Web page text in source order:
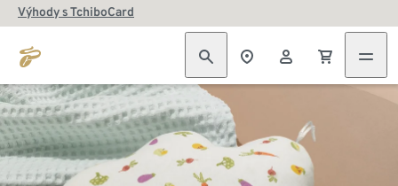
Výhody s TchiboCard